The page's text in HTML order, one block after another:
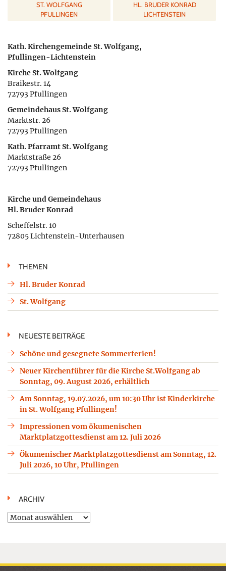
ST. WOLFGANG
PFULLINGEN
HL. BRUDER KONRAD
LICHTENSTEIN
Kath. Kirchengemeinde St. Wolfgang,
Pfullingen-Lichtenstein
Kirche St. Wolfgang
Braikestr. 14
72793 Pfullingen
Gemeindehaus St. Wolfgang
Marktstr. 26
72793 Pfullingen
Kath. Pfarramt St. Wolfgang
Marktstraße 26
72793 Pfullingen
Kirche und Gemeindehaus
Hl. Bruder Konrad
Scheffelstr. 10
72805 Lichtenstein-Unterhausen
THEMEN
Hl. Bruder Konrad
St. Wolfgang
NEUESTE BEITRÄGE
Schöne und gesegnete Sommerferien!
Neuer Kirchenführer für die Kirche St.Wolfgang ab
Sonntag, 09. August 2026, erhältlich
Am Sonntag, 19.07.2026, um 10:30 Uhr ist Kinderkirche
in St. Wolfgang Pfullingen!
Impressionen vom ökumenischen
Marktplatzgottesdienst am 12. Juli 2026
Ökumenischer Marktplatzgottesdienst am Sonntag, 12.
Juli 2026, 10 Uhr, Pfullingen
ARCHIV
Archiv